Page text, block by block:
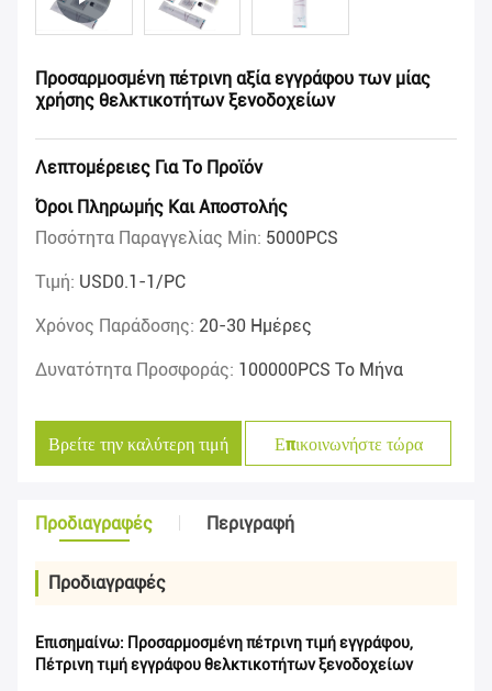
Προσαρμοσμένη πέτρινη αξία εγγράφου των μίας
χρήσης θελκτικοτήτων ξενοδοχείων
Λεπτομέρειες Για Το Προϊόν
Όροι Πληρωμής Και Αποστολής
Ποσότητα Παραγγελίας Min: 5000PCS
Τιμή: USD0.1-1/PC
Χρόνος Παράδοσης: 20-30 Ημέρες
Δυνατότητα Προσφοράς: 100000PCS Το Μήνα
Βρείτε την καλύτερη τιμή Επικοινωνήστε τώρα
Προδιαγραφές Περιγραφή
Προδιαγραφές
Επισημαίνω: Προσαρμοσμένη πέτρινη τιμή εγγράφου,
Πέτρινη τιμή εγγράφου θελκτικοτήτων ξενοδοχείων